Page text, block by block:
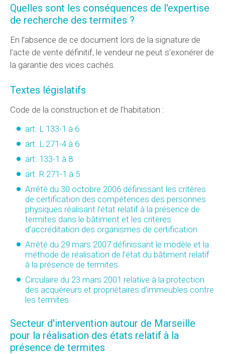
Quelles sont les conséquences de l'expertise
de recherche des termites ?
En l’absence de ce document lors de la signature de
l’acte de vente définitif, le vendeur ne peut s’exonérer de
la garantie des vices cachés.
Textes législatifs
Code de la construction et de l’habitation :
art. L 133-1 à 6
art. L 271-4 à 6
art. 133-1 à 8
art. R 271-1 à 5
Arrêté du 30 octobre 2006 définissant les critères
de certification des compétences des personnes
physiques réalisant l’état relatif à la présence de
termites dans le bâtiment et les critères
d’accréditation des organismes de certification
Arrêté du 29 mars 2007 définissant le modèle et la
méthode de réalisation de l’état du bâtiment relatif
à la présence de termites
Circulaire du 23 mars 2001 relative à la protection
des acquéreurs et propriétaires d’immeubles contre
les termites
Secteur d'intervention autour de Marseille
pour la réalisation des états relatif à la
présence de termites